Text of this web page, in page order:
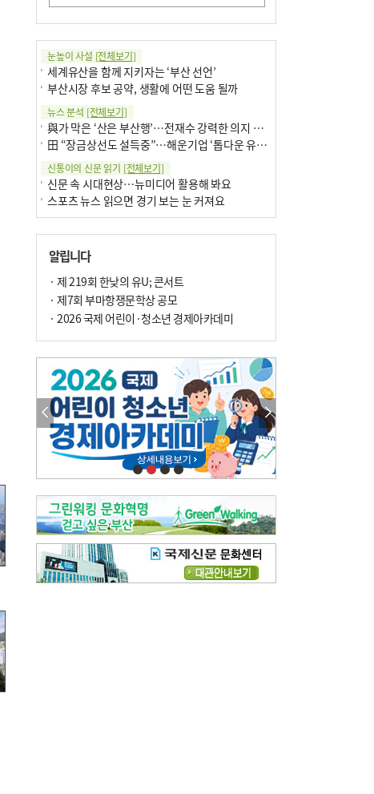
눈높이 사설 [전체보기]
세계유산을 함께 지키자는 ‘부산 선언’
부산시장 후보 공약, 생활에 어떤 도움 될까
뉴스 분석 [전체보기]
與가 막은 ‘산은 부산행’…전재수 강력한 의지 표명 없인 공염불
田 “장금상선도 설득중”…해운기업 ‘톱다운 유치전’ 가속
신통이의 신문 읽기 [전체보기]
신문 속 시대현상…뉴미디어 활용해 봐요
스포츠 뉴스 읽으면 경기 보는 눈 커져요
구·군 승진 축하화분 관행 없애자니 소상공인 울상
팩트체크[전체보기]
의령 한우산 털중나리
한 손 뉴스[전체보기]
시민이 개발한 폭염 대응 앱 ‘그늘로’ 길안내 지도 등 인기
골목 맛집 발굴 고메 셀렉션…부산시, 페스티벌 시월 연계
오늘의 날씨-[전체보기]
오늘의 날씨- 2026년 8월 7일
오늘의 날씨- 2026년 8월 6일
우리 결혼해요-[전체보기]
우리 결혼해요- 김홍윤·정세빈 커플
알립니다
· 제 219회 한낮의 유U; 콘서트
· 제7회 부마항쟁문학상 공모
· 2026 국제 어린이·청소년 경제아카데미